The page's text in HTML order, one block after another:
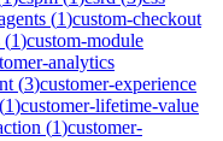
(1)custom-checkout
(1)custom-module
analytics
(3)customer-experience
(1)customer-lifetime-value
(1)customer-